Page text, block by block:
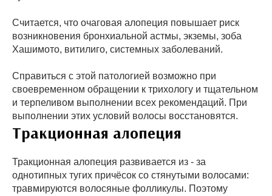
Считается, что очаговая алопеция повышает риск
возникновения бронхиальной астмы, экземы, зоба
Хашимото, витилиго, системных заболеваний.
Справиться с этой патологией возможно при
своевременном обращении к трихологу и тщательном
и терпеливом выполнении всех рекомендаций. При
выполнении этих условий волосы восстановятся.
Тракционная алопеция
Тракционная алопеция развивается из - за
однотипных тугих причёсок со стянутыми волосами:
травмируются волосяные фолликулы. Поэтому